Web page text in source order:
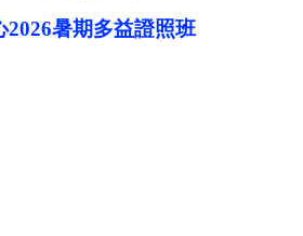
2026暑期多益證照班